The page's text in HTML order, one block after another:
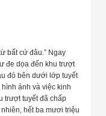
bất cứ đâu.” Ngay
đe dọa đến khu trượt
đó bên dưới lớp tuyết
ảnh và việc kinh
trượt tuyết đã chấp
hết ba mươi triệu